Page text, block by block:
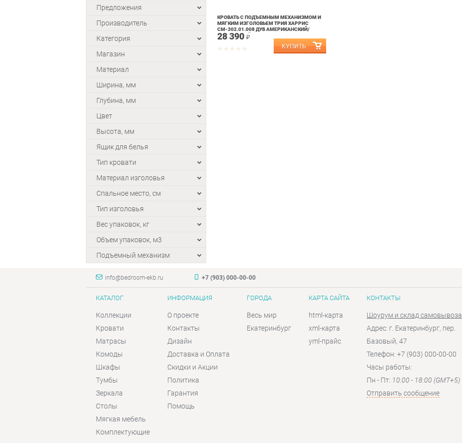
Предложения
Производитель
Категория
Магазин
Материал
Ширина, мм
Глубина, мм
Цвет
Высота, мм
Ящик для белья
Тип кровати
Материал изголовья
Спальное место, см
Тип изголовья
Вес упаковок, кг
Объем упаковок, м3
Подъемный механизм
КРОВАТЬ С ПОДЪЕМНЫМ МЕХАНИЗМОМ И
МЯГКИМ ИЗГОЛОВЬЕМ ТРИЯ ХАРРИС
СМ-302.01.008 ДУБ АМЕРИКАНСКИЙ/
СЕРЕБРЯНЫЙ ГРАНИТ
28 390 ₽
info@bedroom-ekb.ru +7 (903) 000-00-00
КАТАЛОГ
Коллекции
Кровати
Матрасы
Комоды
Шкафы
Тумбы
Зеркала
Столы
Мягкая мебель
Комплектующие
ИНФОРМАЦИЯ
О проекте
Контакты
Дизайн
Доставка и Оплата
Скидки и Акции
Политика
Гарантия
Помощь
ГОРОДА
Весь мир
Екатеринбург
КАРТА САЙТА
html-карта
xml-карта
yml-прайс
КОНТАКТЫ
Шоурум и склад самовывоза
Адрес: г. Екатеринбург, пер.
Базовый, 47
Телефон: +7 (903) 000-00-00
Часы работы:
Пн - Пт: 10:00 - 18:00 (GMT+5)
Отправить сообщение